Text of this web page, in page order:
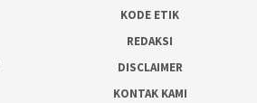
KODE ETIK
REDAKSI
DISCLAIMER
KONTAK KAMI